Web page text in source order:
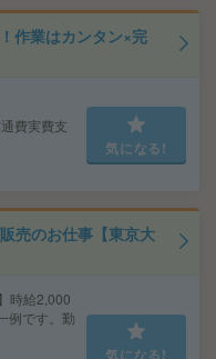
作業はカンタン×完
費実費支
気になる!
売のお仕事【東京大
時給2,000
例です。勤
気になる!